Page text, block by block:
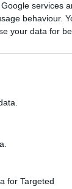
services
behaviour.
your data for
for Targeted
cserébe a
John
Bulgert,
szert, a sors
olasz
FBI-